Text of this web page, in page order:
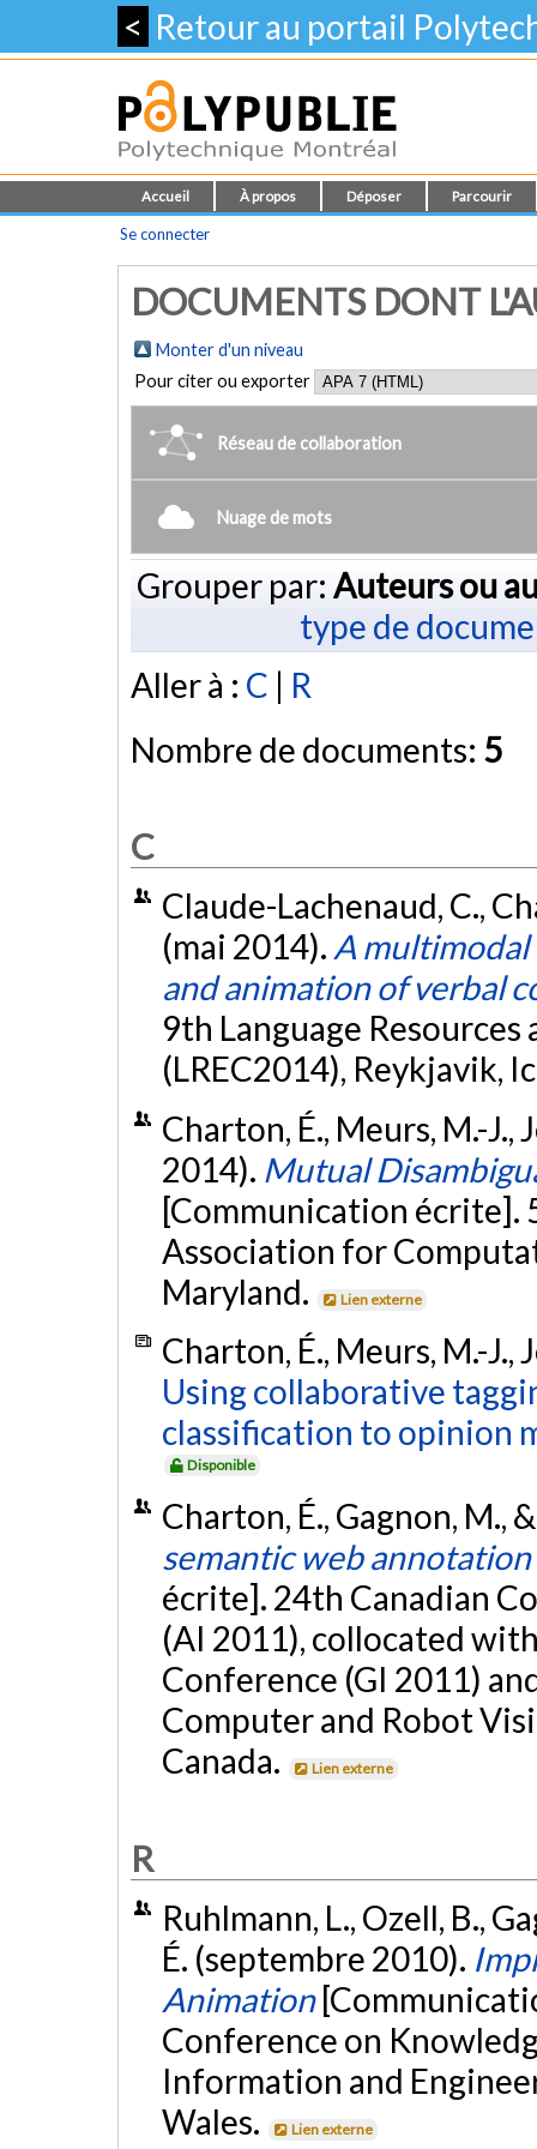
< Retour au portail
Accueil À propos Déposer Parcourir
Se connecter
DOCUMENTS DONT
Monter d'un niveau
Pour citer ou exporter
Réseau de collaboration
Nuage de mots
Grouper par: Auteurs ou
type de
Aller à : C | R
Nombre de documents: 5
C
Claude-Lachenaud, C.,
(mai 2014). A
and animation of verbal
9th Language
(LREC2014), Reykjavik,
Charton, É., Meurs, M.-J.,
2014). Mutual
[Communication écrite].
Association for
Maryland.
Lien externe
Charton, É., Meurs, M.-J.,
Using collaborative
classification to opinion
Disponible
Charton, É., Gagnon, M.,
semantic web
écrite]. 24th Canadian
(AI 2011), collocated
Conference (GI 2011)
Computer and Robot
Canada.
Lien externe
R
Ruhlmann, L., Ozell, B.,
É. (septembre 2010).
Animation
Conference on
Information and
Wales.
Lien externe